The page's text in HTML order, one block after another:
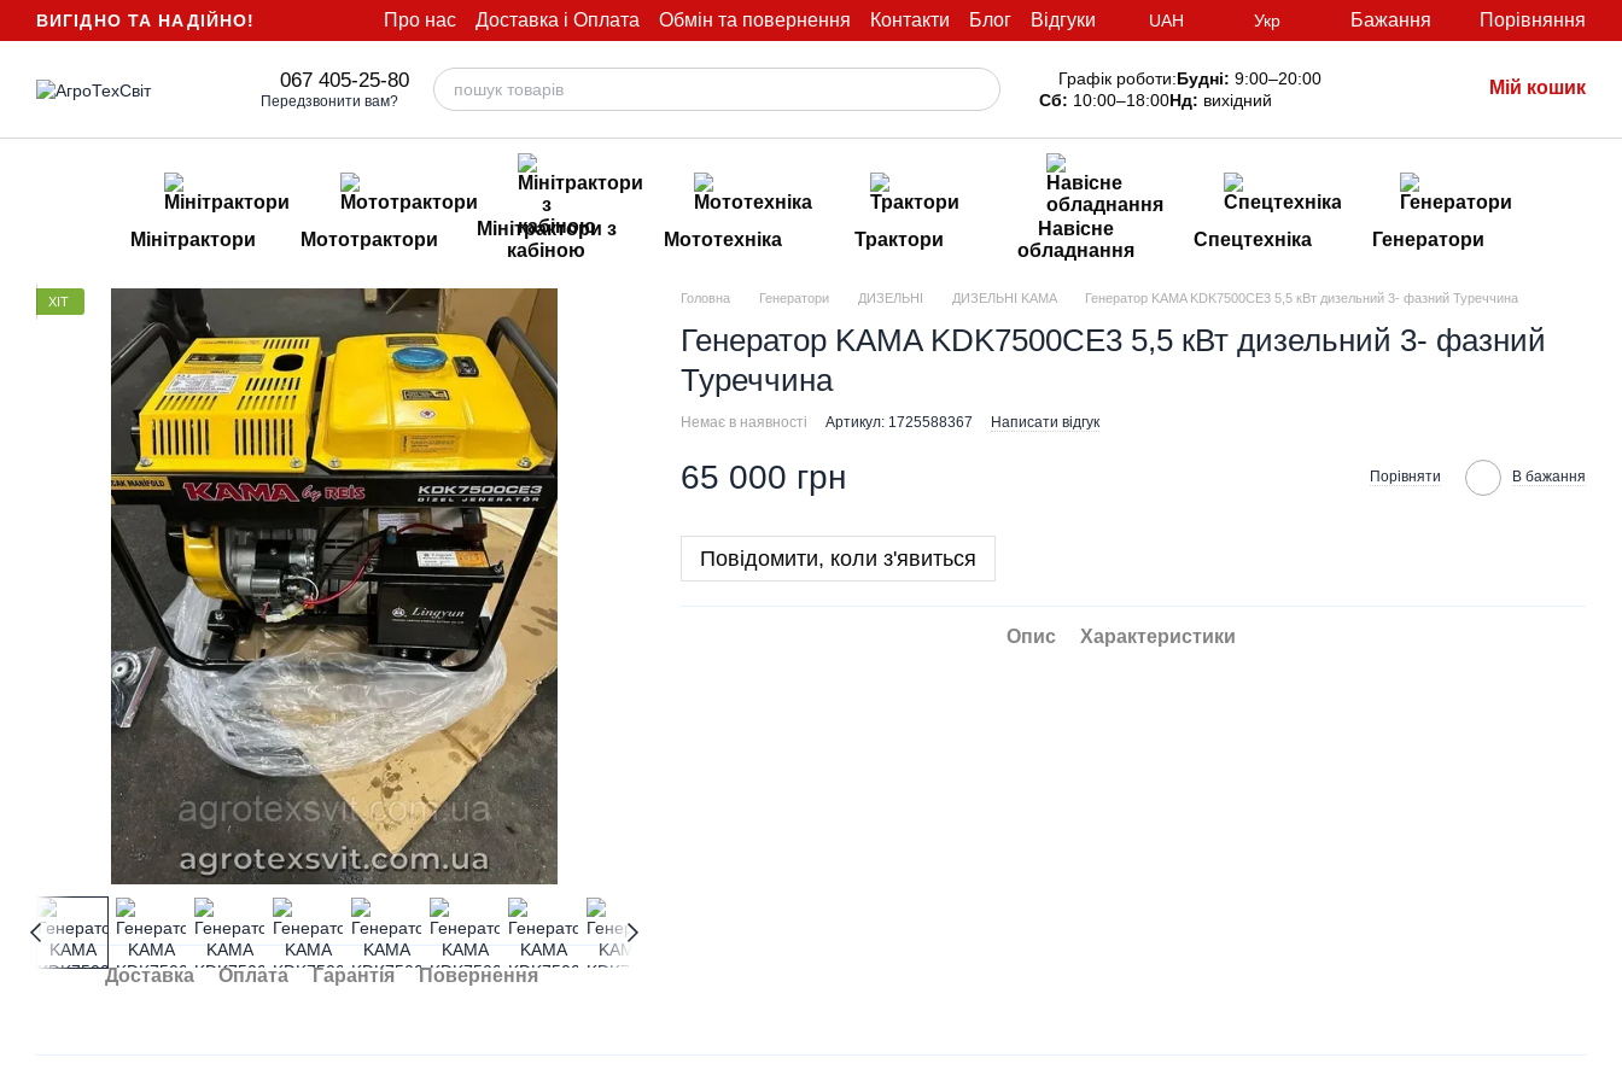
Перейти до основного контенту
ВИГІДНО ТА НАДІЙНО! Про нас Доставка і Оплата Обмін та повернення Контакти Блог Відгуки UAH Укр Бажання Порівняння
067 405-25-80
Передзвонити вам?
Графік роботи:Будні: 9:00–20:00
Сб: 10:00–18:00Нд: вихідний
Мій кошик
Мінітрактори Мототрактори
Мінітрактори з
кабіною
Мототехніка Трактори
Навісне
обладнання
Спецтехніка Генератори
ХІТ
Доставка Оплата Гарантія Повернення
Головна Генератори ДИЗЕЛЬНІ ДИЗЕЛЬНІ KAMA Генератор KAMA KDK7500CE3 5,5 кВт дизельний 3- фазний Туреччина
Генератор KAMA KDK7500CE3 5,5 кВт дизельний 3- фазний
Туреччина
Немає в наявності Артикул: 1725588367 Написати відгук
65 000 грн Порівняти В бажання
Повідомити, коли з'явиться
Опис Характеристики